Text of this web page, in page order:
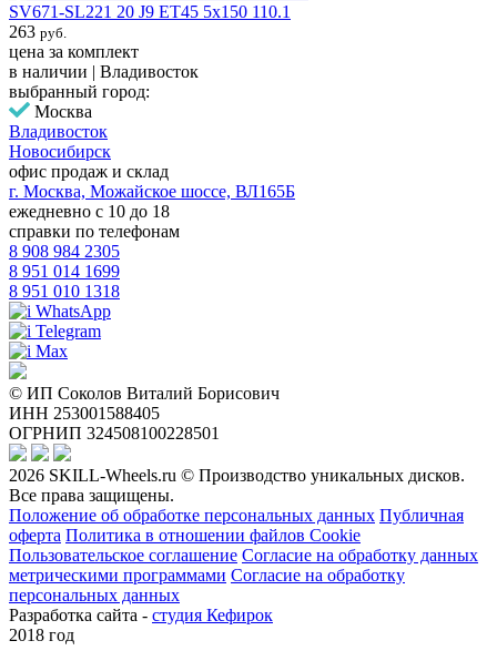
SV671-SL221 20 J9 ET45 5x150 110.1
263 руб.
цена за комплект
в наличии | Владивосток
выбранный город:
Москва
Владивосток
Новосибирск
офис продаж и склад
г. Москва, Можайское шоссе, ВЛ165Б
ежедневно с 10 до 18
справки по телефонам
8 908 984 2305
8 951 014 1699
8 951 010 1318
WhatsApp
Telegram
Max
© ИП Соколов Виталий Борисович
ИНН 253001588405
ОГРНИП 324508100228501
2026 SKILL-Wheels.ru © Производство уникальных дисков.
Все права защищены.
Положение об обработке персональных данных Публичная
оферта Политика в отношении файлов Cookie
Пользовательское соглашение Согласие на обработку данных
метрическими программами Согласие на обработку
персональных данных
Разработка сайта - студия Кефирок
2018 год